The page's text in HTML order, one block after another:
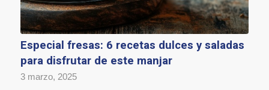
Especial fresas: 6 recetas dulces y saladas
para disfrutar de este manjar
3 marzo, 2025